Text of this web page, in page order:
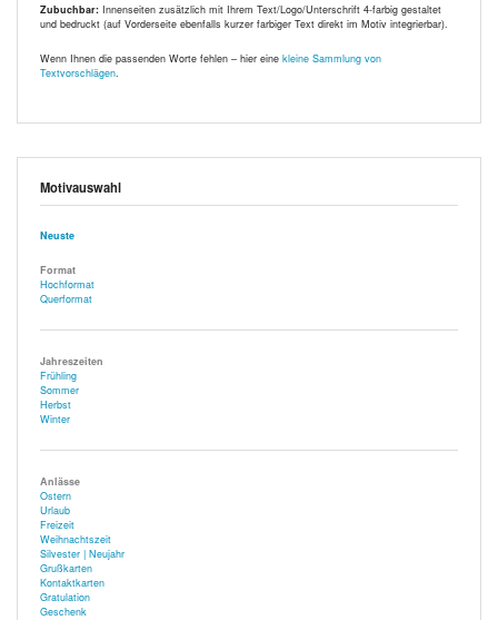
Zubuchbar: Innenseiten zusätzlich mit Ihrem Text/Logo/Unterschrift 4-farbig gestaltet
und bedruckt (auf Vorderseite ebenfalls kurzer farbiger Text direkt im Motiv integrierbar).
Wenn Ihnen die passenden Worte fehlen – hier eine kleine Sammlung von
Textvorschlägen
Motivauswahl
Neuste
Format
Hochformat
Querformat
Jahreszeiten
Frühling
Sommer
Herbst
Winter
Anlässe
Ostern
Urlaub
Freizeit
Weihnachtszeit
Silvester | Neujahr
Grußkarten
Kontaktkarten
Gratulation
Geschenk